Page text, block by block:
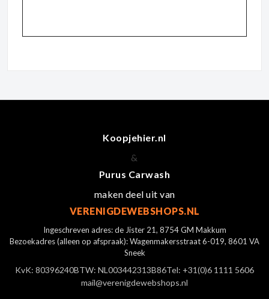
Koopjehier.nl
&
Purus Carwash
maken deel uit van
VERENIGDEWEBSHOPS.NL
Ingeschreven adres: de Jister 21, 8754 GM Makkum
Bezoekadres (alleen op afspraak): Wagenmakersstraat 6-019, 8601 VA
Sneek
KvK: 80396240BTW: NL003442313B86Tel: +31(0)6 1111 5606
mail@verenigdewebshops.nl